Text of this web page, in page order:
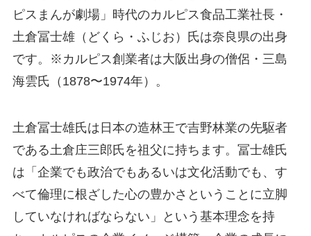
ピスまんが劇場」時代のカルピス食品工業社長・
土倉冨士雄（どくら・ふじお）氏は奈良県の出身
です。※カルピス創業者は大阪出身の僧侶・三島
海雲氏（1878〜1974年）。
土倉冨士雄氏は日本の造林王で吉野林業の先駆者
である土倉庄三郎氏を祖父に持ちます。冨士雄氏
は「企業でも政治でもあるいは文化活動でも、す
べて倫理に根ざした心の豊かさということに立脚
していなければならない」という基本理念を持